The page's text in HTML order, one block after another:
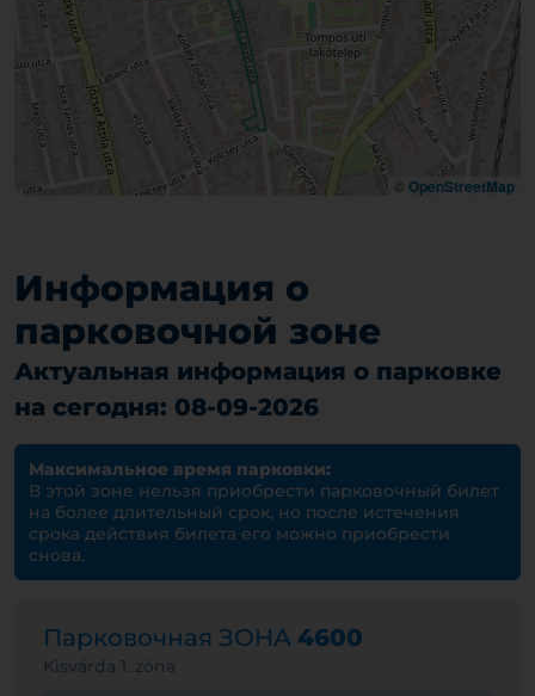
© OpenStreetMap
Информация о
парковочной зоне
Актуальная информация о парковке
на сегодня: 08-09-2026
Максимальное время парковки:
В этой зоне нельзя приобрести парковочный билет
на более длительный срок, но после истечения
срока действия билета его можно приобрести
снова.
Парковочная ЗОНА 4600
Kisvárda 1. zóna